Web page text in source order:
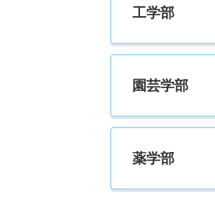
工学部
園芸学部
薬学部